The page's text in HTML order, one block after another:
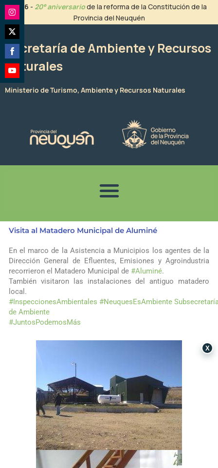
contenido
2026 - 20° aniversariode la reforma de la Constitución de la
Provincia del Neuquén
Secretaría de Ambiente y Recursos
Naturales
Ministerio de Turismo, Ambiente y Recursos Naturales
Visita al Matadero Municipal de Aluminé
En el marco de la Asistencia a Municipios los agentes de la
Dirección General de Efluentes, Emisiones y Agroindustria
recorrieron el Matadero Municipal de #Aluminé.
También visitaron las instalaciones del antiguo matadero
local.
#InspeccionesAmbientales #NeuquesEsAmbiente
de Ambiente
#JuntosPodemosMás
Share
on
Instagram
Share
on
Twitter
Share
on
Facebook
Share
on
X